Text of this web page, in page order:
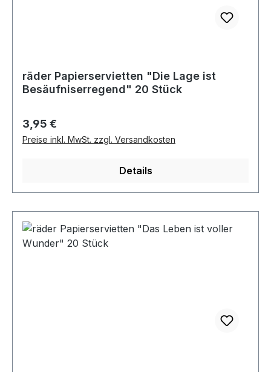
räder Papierservietten "Die Lage ist
Besäufniserregend" 20 Stück
Regulärer Preis:
3,95 €
Preise inkl. MwSt. zzgl. Versandkosten
Details